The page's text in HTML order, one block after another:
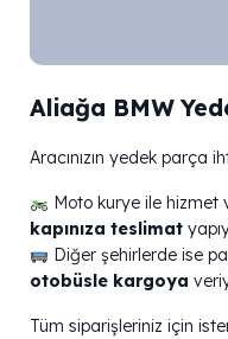
Aliağa BMW
Aracınızın yedek parça
Moto kurye ile hizmet
kapınıza teslimat
Diğer şehirlerde ise
otobüsle kargoya
Tüm siparişleriniz için